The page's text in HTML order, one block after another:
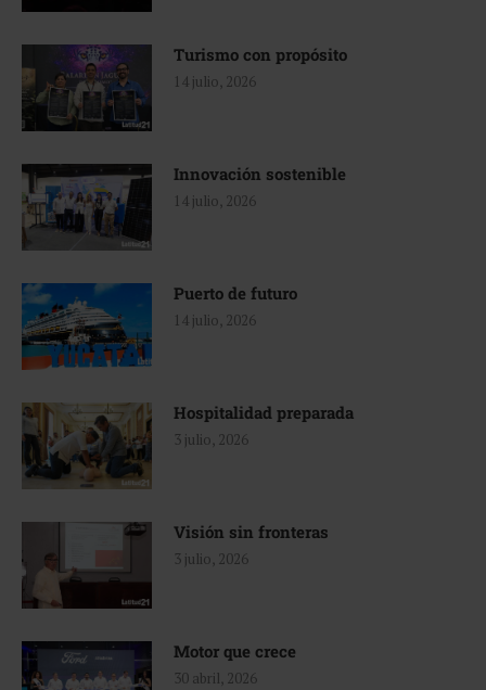
Turismo con propósito
14 julio, 2026
Innovación sostenible
14 julio, 2026
Puerto de futuro
14 julio, 2026
Hospitalidad preparada
3 julio, 2026
Visión sin fronteras
3 julio, 2026
Motor que crece
30 abril, 2026